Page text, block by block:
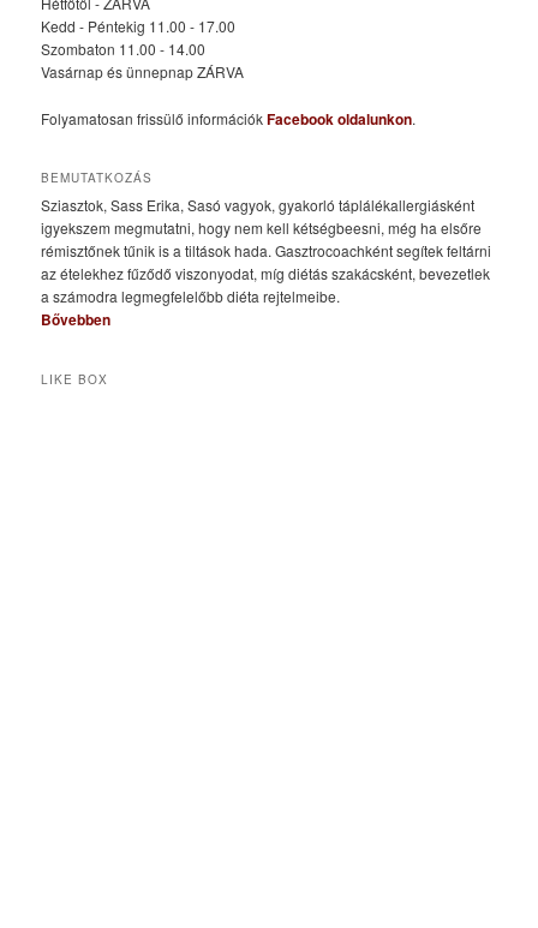
Kedd - Péntekig 11.00 - 17.00
Szombaton 11.00 - 14.00
Vasárnap és ünnepnap ZÁRVA
Folyamatosan frissülő információkFacebook oldalunkon.
BEMUTATKOZÁS
Sziasztok, Sass Erika, Sasó vagyok, gyakorló táplálékallergiásként
igyekszem megmutatni, hogy nem kell kétségbeesni, még ha elsőre
rémisztőnek tűnik is a tiltások hada. Gasztrocoachként segítek feltárni
az ételekhez fűződő viszonyodat, míg diétás szakácsként, bevezetlek
a számodra legmegfelelőbb diéta rejtelmeibe.
Bővebben
LIKE BOX